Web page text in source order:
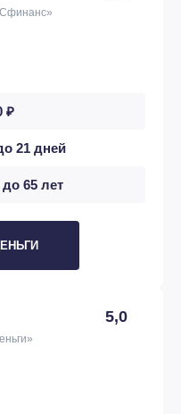
₽
21 дней
до 65 лет
5,0